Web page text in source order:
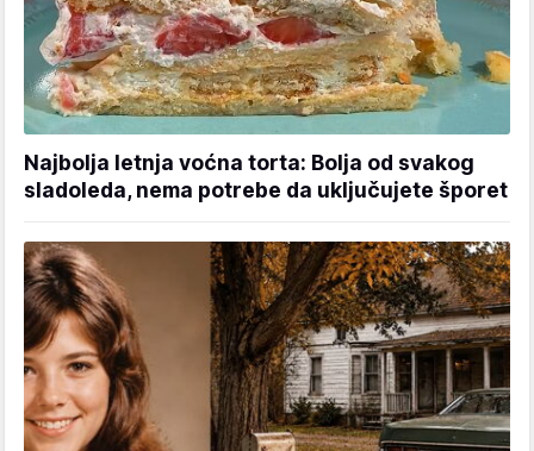
Najbolja letnja voćna torta: Bolja od svakog
sladoleda, nema potrebe da uključujete šporet